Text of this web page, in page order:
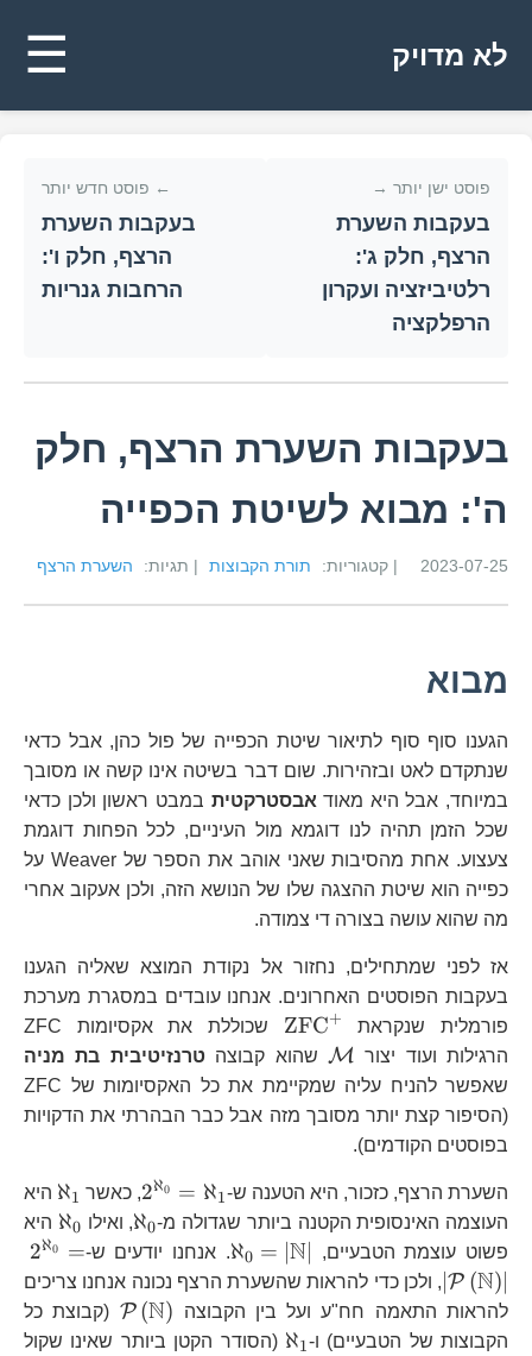
לא מדויק ☰
פוסט ישן יותר →
בעקבות השערת
הרצף, חלק ג':
רלטיביזציה ועקרון
הרפלקציה
← פוסט חדש יותר
בעקבות השערת
הרצף, חלק ו':
הרחבות גנריות
בעקבות השערת הרצף, חלק
ה': מבוא לשיטת הכפייה
2023-07-25 | קטגוריות: תורת הקבוצות | תגיות: השערת הרצף
מבוא
הגענו סוף סוף לתיאור שיטת הכפייה של פול כהן, אבל כדאי
שנתקדם לאט ובזהירות. שום דבר בשיטה אינו קשה או מסובך
במיוחד, אבל היא מאוד אבסטרקטית במבט ראשון ולכן כדאי
שכל הזמן תהיה לנו דוגמא מול העיניים, לכל הפחות דוגמת
צעצוע. אחת מהסיבות שאני אוהב את הספר של Weaver על
כפייה הוא שיטת ההצגה שלו של הנושא הזה, ולכן אעקוב אחרי
מה שהוא עושה בצורה די צמודה.
אז לפני שמתחילים, נחזור אל נקודת המוצא שאליה הגענו
בעקבות הפוסטים האחרונים. אנחנו עובדים במסגרת מערכת
פורמלית שנקראת\text{ZFC}^{+}
ZFC+
שכוללת את אקסיומות ZFC
הרגילות ועוד יצור
\mathcal{M}M שהוא קבוצהטרנזיטיבית בת מניה
שאפשר להניח עליה שמקיימת את כל האקסיומות של ZFC
(הסיפור קצת יותר מסובך מזה אבל כבר הבהרתי את הדקויות
בפוסטים הקודמים).
השערת הרצף, כזכור, היא הטענה ש- 2ℵ0 = ℵ1 , כאשר ℵ1
היא
העוצמה האינסופית הקטנה ביותר שגדולה מ-
\aleph_{0}
ℵ0 , ואילו ℵ0
היא
פשוט עוצמת הטבעיים,
ℵ0 = ∣N . אנחנו יודעים ש- 2ℵ0
=
∣P (N)
, ולכן כדי להראות שהשערת הרצף נכונה אנחנו צריכים
להראות התאמה חח"ע ועל בין הקבוצה
P (N)
(קבוצת כל
הקבוצות של הטבעיים) ו-\aleph_{1}
ℵ1
(הסודר הקטן ביותר שאינו שקול